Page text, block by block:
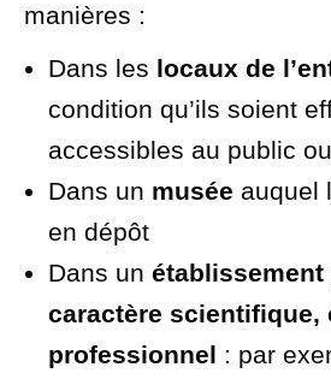
manières :
Dans les locaux de
condition qu’ils soient
accessibles au public
Dans un musée auquel
en dépôt
Dans un
caractère scientifique,
professionnel : par